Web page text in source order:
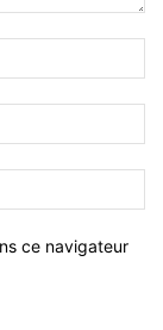
ce navigateur